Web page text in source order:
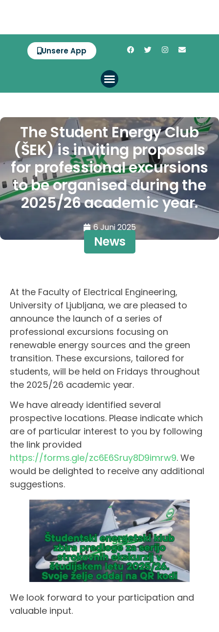
Unsere App
The Student Energy Club
(ŠEK) is inviting proposals
for professional excursions
to be organised during the
2025/26 academic year.
6 Juni 2025
News
At the Faculty of Electrical Engineering,
University of Ljubljana, we are pleased to
announce the launch of a series of
professional excursions focusing on
renewable energy sources and the green
transition. These excursions, tailored for
students, will be held on Fridays throughout
the 2025/26 academic year.
We have already identified several
prospective locations. Please indicate which
are of particular interest to you by following
the link provided
https://forms.gle/zc6E6Sruy8D9imrw9. We
would be delighted to receive any additional
suggestions.
We look forward to your participation and
valuable input.